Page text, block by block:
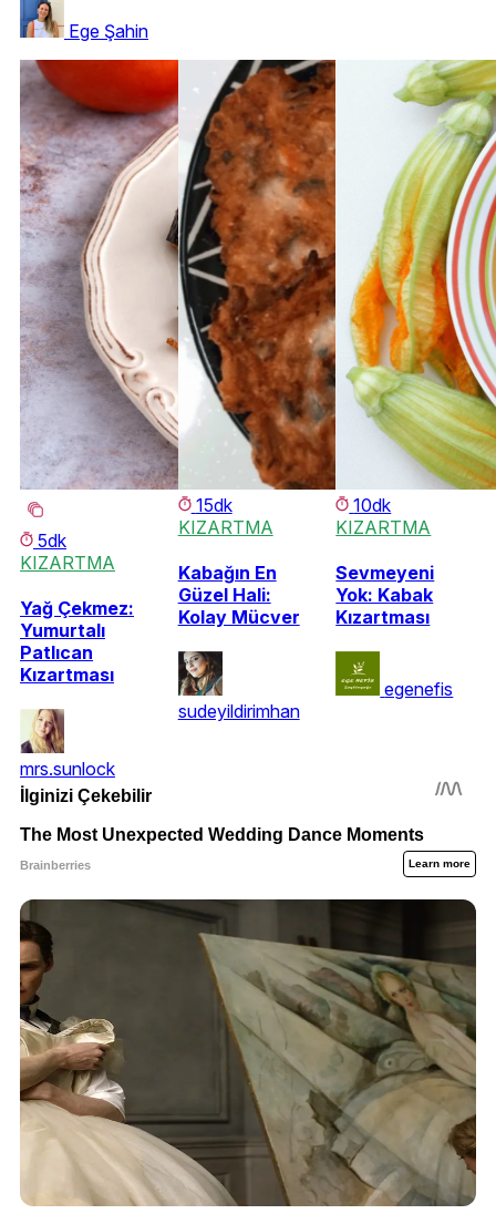
Ege Şahin
5dk
KIZARTMA
Yağ Çekmez:
Yumurtalı
Patlıcan
Kızartması
mrs.sunlock
15dk
KIZARTMA
Kabağın En
Güzel Hali:
Kolay Mücver
sudeyildirimhan
10dk
KIZARTMA
Sevmeyeni
Yok: Kabak
Kızartması
egenefis